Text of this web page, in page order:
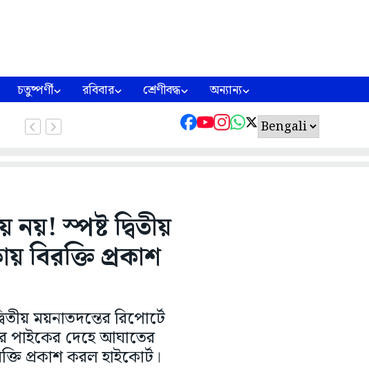
চতুষ্পর্ণী রবিবার শ্রেণীবদ্ধ অন্যান্য
স্পষ্ট দ্বিতীয়
বিরক্তি প্রকাশ
ময়নাতদন্তের রিপোর্টে
পাইকের দেহে আঘাতের
প্রকাশ করল হাইকোর্ট।